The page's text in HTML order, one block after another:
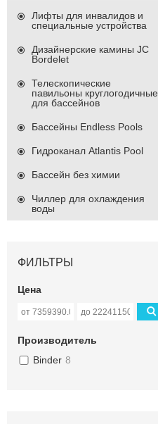
Лифты для инвалидов и
специальные устройства
Дизайнерские камины JC
Bordelet
Телескопические
павильоны круглогодичные
для бассейнов
Бассейны Endless Pools
Гидроканал Atlantis Pool
Бассейн без химии
Чиллер для охлаждения
воды
ФИЛЬТРЫ
Цена
Производитель
Binder 8